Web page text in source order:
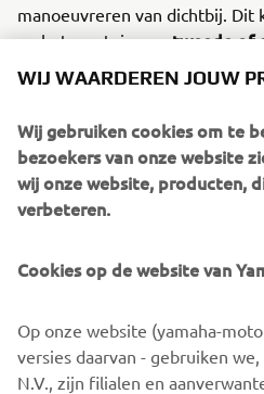
manoeuvreren van dichtbij. Dit
op het vaartuig eentweede of
joystick kan toevoegen,
en je hebt hiervoor zelfs
de aanpassingen aan de Auto-
tijdens het varen nog
prestaties en efficiëntie te
bootintegratiesystemen en is
buitenboordmotoren van
vereenvoudigde vaarervaring
beginners
WIJ WAARDEREN JOUW
Wij gebruiken cookies om te
bezoekers van onze website
wij onze website, producten,
verbeteren.
Cookies op de website van
Op onze website (yamaha-
versies daarvan - gebruiken
N.V., zijn filialen en